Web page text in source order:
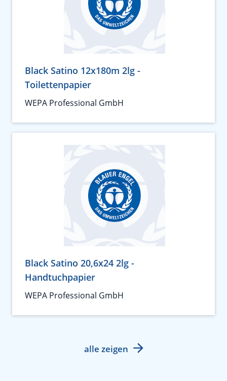
Black Satino 12x180m 2lg -
Toilettenpapier
WEPA Professional GmbH
Black Satino 20,6x24 2lg -
Handtuchpapier
WEPA Professional GmbH
alle zeigen